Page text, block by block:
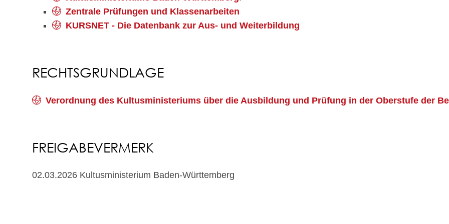
Zentrale Prüfungen und Klassenarbeiten
KURSNET - Die Datenbank zur Aus- und Weiterbildung
RECHTSGRUNDLAGE
Verordnung des Kultusministeriums über die Ausbildung und Prüfung in der Oberstufe der
FREIGABEVERMERK
02.03.2026 Kultusministerium Baden-Württemberg